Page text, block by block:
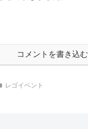
コメントを書き込む
レゴイベント